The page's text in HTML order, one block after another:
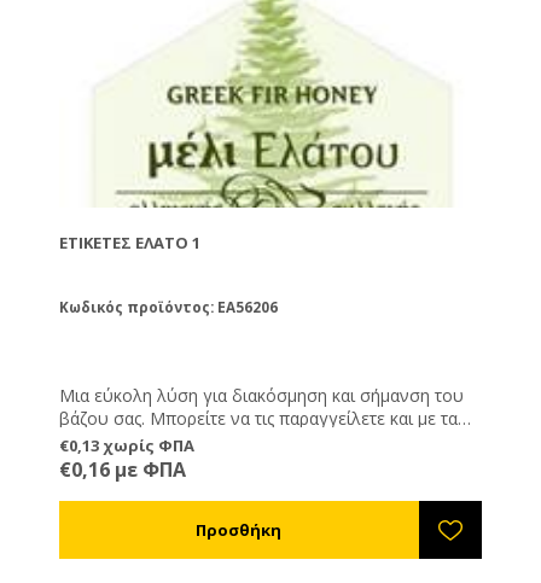
ΕΤΙΚΈΤΕΣ ΈΛΑΤΟ 1
Κωδικός προϊόντος: EA56206
Μια εύκολη λύση για διακόσμηση και σήμανση του
βάζου σας. Μπορείτε να τις παραγγείλετε και με τα
στοιχεία σας εκτυπωμένα, καθώς και ημερομηνία
παραγωγής, λήξης και καθαρό βάρος.
€0,13 χωρίς ΦΠΑ
€0,16 με ΦΠΑ